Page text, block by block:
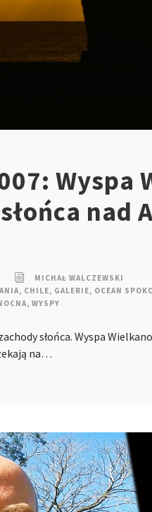
Wyspa
nad
MICHAŁ WALCZEWSKI
, CHILE, GALERIE, OCEAN
, WYSPY
słońca. Wyspa
na…